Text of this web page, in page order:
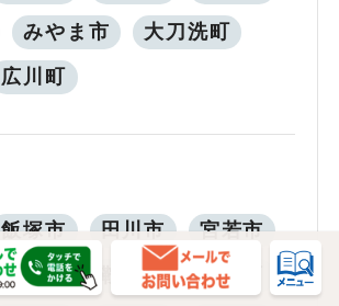
みやま市 大刀洗町
広川町
飯塚市 田川市 宮若市
小竹町 鞍手町 桂川町